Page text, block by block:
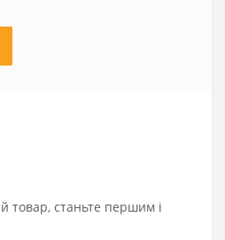
товар, станьте першим і